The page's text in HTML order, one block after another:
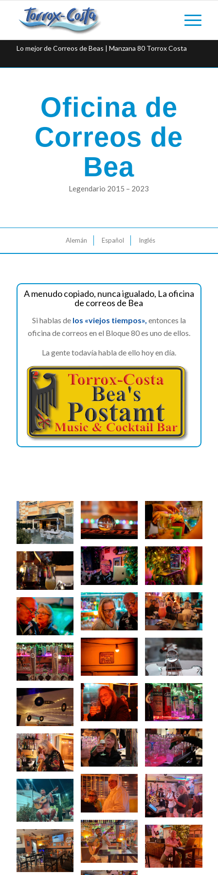
Lo mejor de Correos de Beas | Manzana 80 Torrox Costa
Oficina de
Correos de
Bea
Legendario 2015 – 2023
Alemán Español Inglés
A menudo copiado, nunca igualado, La oficina
de correos de Bea
Si hablas de los «viejos tiempos», entonces la
oficina de correos en el Bloque 80 es uno de ellos.
La gente todavía habla de ello hoy en día.